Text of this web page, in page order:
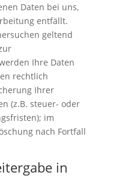
Daten bei uns,
entfällt.
geltend
Ihre Daten
rechtlich
Ihrer
(z.B. steuer- oder
im
nach Fortfall
in